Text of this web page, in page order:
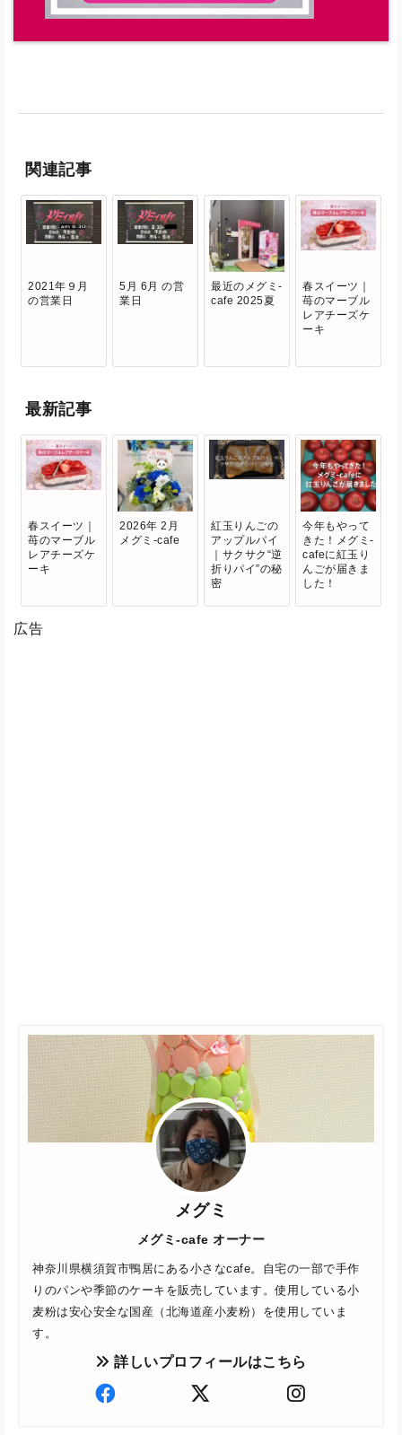
関連記事
2021年９月
の営業日
5月 6月 の営
業日
最近のメグミ-
cafe 2025夏
春スイーツ｜
苺のマーブル
レアチーズケ
ーキ
最新記事
春スイーツ｜
苺のマーブル
レアチーズケ
ーキ
2026年 2月
メグミ-cafe
紅玉りんごの
アップルパイ
｜サクサク“逆
折りパイ”の秘
密
今年もやって
きた！メグミ-
cafeに紅玉り
んごが届きま
した！
広告
メグミ
メグミ-cafe オーナー
神奈川県横須賀市鴨居にある小さなcafe。自宅の一部で手作
りのパンや季節のケーキを販売しています。使用している小
麦粉は安心安全な国産（北海道産小麦粉）を使用していま
す。
詳しいプロフィールはこちら